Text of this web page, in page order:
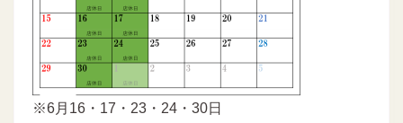
※6月16・17・23・24・30日